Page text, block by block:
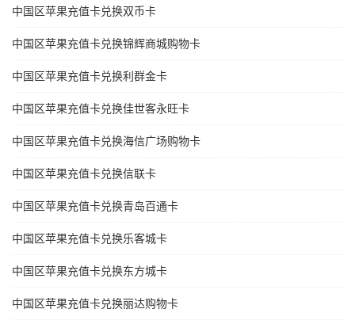
中国区苹果充值卡兑换双币卡
中国区苹果充值卡兑换锦辉商城购物卡
中国区苹果充值卡兑换利群金卡
中国区苹果充值卡兑换佳世客永旺卡
中国区苹果充值卡兑换海信广场购物卡
中国区苹果充值卡兑换信联卡
中国区苹果充值卡兑换青岛百通卡
中国区苹果充值卡兑换乐客城卡
中国区苹果充值卡兑换东方城卡
中国区苹果充值卡兑换丽达购物卡